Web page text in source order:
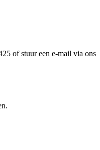
of stuur een e-mail via ons